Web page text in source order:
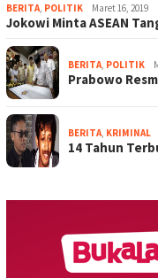
BERITA POLITIK Maret 16, 2019
Jokowi Minta ASEAN
BERITA POLITIK
Prabowo
BERITA KRIMINAL
14 Tahun